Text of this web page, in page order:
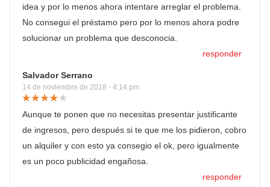
idea y por lo menos ahora intentare arreglar el problema.
No consegui el préstamo pero por lo menos ahora podre
solucionar un problema que desconocia.
responder
Salvador Serrano
14 de noviembre de 2018 - 4:14 pm
Aunque te ponen que no necesitas presentar justificante
de ingresos, pero después si te que me los pidieron, cobro
un alquiler y con esto ya consegio el ok, pero igualmente
es un poco publicidad engañosa.
responder